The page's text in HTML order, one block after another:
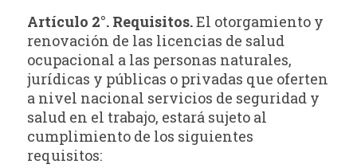
Artículo 2°. Requisitos.El otorgamiento y
renovación de las licencias de salud
ocupacional a las personas naturales,
jurídicas y públicas o privadas que oferten
a nivel nacional servicios de seguridad y
salud en el trabajo, estará sujeto al
cumplimiento de los siguientes
requisitos: